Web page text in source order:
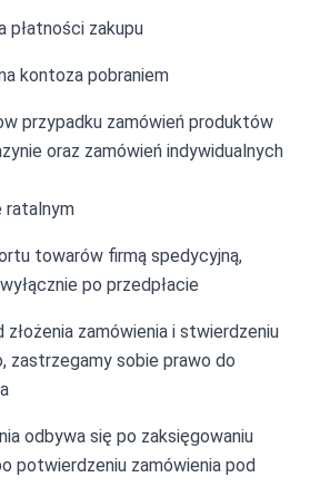
płatności zakupu
kontoza pobraniem
przypadku zamówień produktów
oraz zamówień indywidualnych
ratalnym
towarów firmą spedycyjną,
po przedpłacie
złożenia zamówienia i stwierdzeniu
zastrzegamy sobie prawo do
odbywa się po zaksięgowaniu
potwierdzeniu zamówienia pod